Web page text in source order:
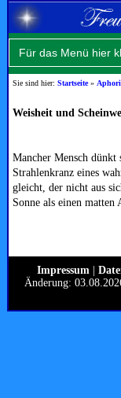
Sie sind hier:Startseite»
Weisheit und
Mancher Mensch dünkt
Strahlenkranz eines
gleicht, der nicht aus
Sonne als einen
Impressum
Änderung: